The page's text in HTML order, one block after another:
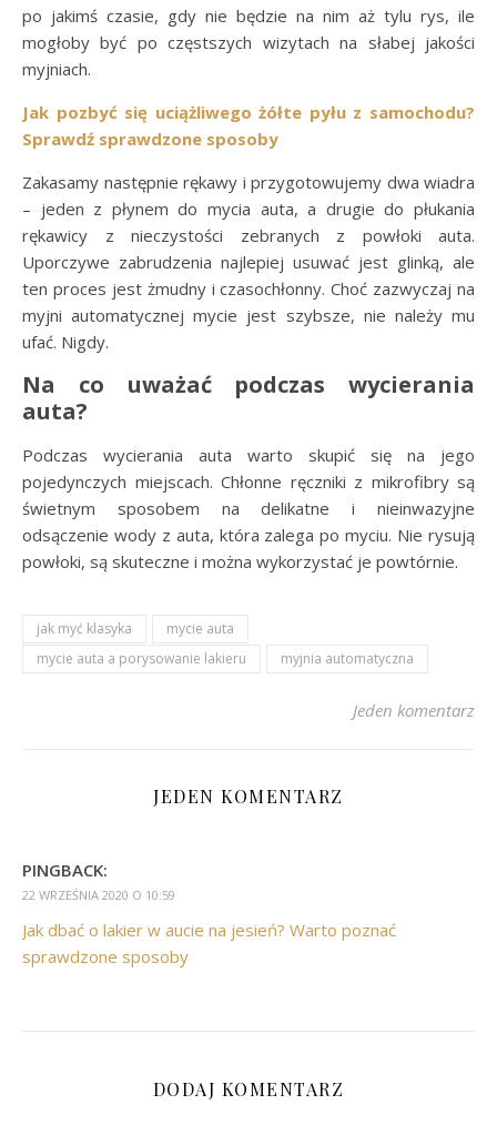
po jakimś czasie, gdy nie będzie na nim aż tylu rys, ile
mogłoby być po częstszych wizytach na słabej jakości
myjniach.
Jak pozbyć się uciążliwego żółte pyłu z samochodu?
Sprawdź sprawdzone sposoby
Zakasamy następnie rękawy i przygotowujemy dwa wiadra
– jeden z płynem do mycia auta, a drugie do płukania
rękawicy z nieczystości zebranych z powłoki auta.
Uporczywe zabrudzenia najlepiej usuwać jest glinką, ale
ten proces jest żmudny i czasochłonny. Choć zazwyczaj na
myjni automatycznej mycie jest szybsze, nie należy mu
ufać. Nigdy.
Na co uważać podczas wycierania
auta?
Podczas wycierania auta warto skupić się na jego
pojedynczych miejscach. Chłonne ręczniki z mikrofibry są
świetnym sposobem na delikatne i nieinwazyjne
odsączenie wody z auta, która zalega po myciu. Nie rysują
powłoki, są skuteczne i można wykorzystać je powtórnie.
jak myć klasyka
mycie auta
mycie auta a porysowanie lakieru
myjnia automatyczna
Jeden komentarz
JEDEN KOMENTARZ
PINGBACK:
22 WRZEŚNIA 2020 O 10:59
Jak dbać o lakier w aucie na jesień? Warto poznać
sprawdzone sposoby
DODAJ KOMENTARZ